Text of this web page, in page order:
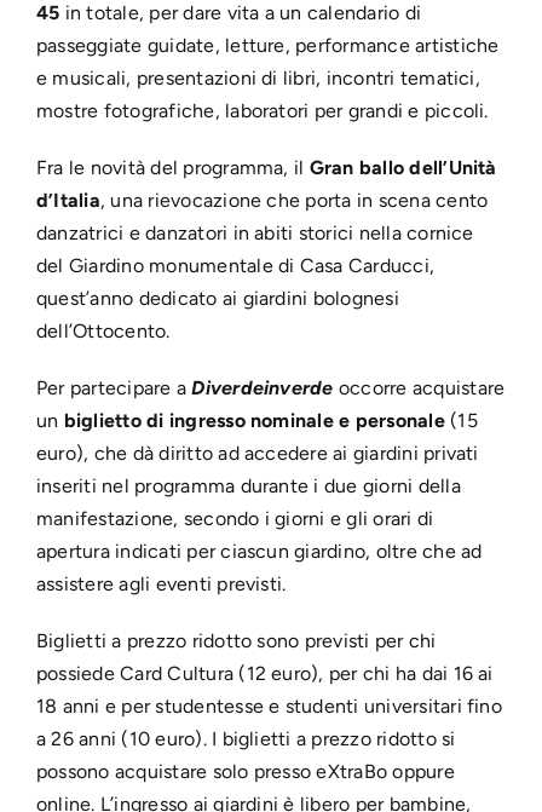
45 in totale, per dare vita a un calendario di
passeggiate guidate, letture, performance artistiche
e musicali, presentazioni di libri, incontri tematici,
mostre fotografiche, laboratori per grandi e piccoli.
Fra le novità del programma, il Gran ballo dell’Unità
d’Italia, una rievocazione che porta in scena cento
danzatrici e danzatori in abiti storici nella cornice
del Giardino monumentale di Casa Carducci,
quest’anno dedicato ai giardini bolognesi
dell’Ottocento.
Per partecipare aDiverdeinverde occorre acquistare
un biglietto di ingresso nominale e personale(15
euro), che dà diritto ad accedere ai giardini privati
inseriti nel programma durante i due giorni della
manifestazione, secondo i giorni e gli orari di
apertura indicati per ciascun giardino, oltre che ad
assistere agli eventi previsti.
Biglietti a prezzo ridotto sono previsti per chi
possiede Card Cultura (12 euro), per chi ha dai 16 ai
18 anni e per studentesse e studenti universitari fino
a 26 anni (10 euro). I biglietti a prezzo ridotto si
possono acquistare solo presso eXtraBo oppure
online. L’ingresso ai giardini è libero per bambine,